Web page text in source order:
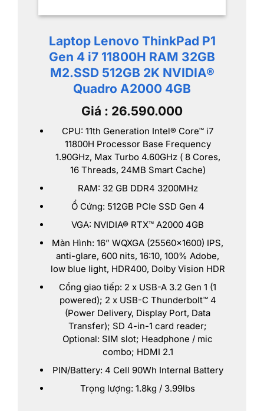
Laptop Lenovo ThinkPad P1
Gen 4 i7 11800H RAM 32GB
M2.SSD 512GB 2K NVIDIA®
Quadro A2000 4GB
Giá : 26.590.000
CPU: 11th Generation Intel® Core™ i7
11800H Processor Base Frequency
1.90GHz, Max Turbo 4.60GHz ( 8 Cores,
16 Threads, 24MB Smart Cache)
RAM: 32 GB DDR4 3200MHz
Ổ Cứng: 512GB PCIe SSD Gen 4
VGA: NVIDIA® RTX™ A2000 4GB
Màn Hình: 16” WQXGA (25560×1600) IPS,
anti-glare, 600 nits, 16:10, 100% Adobe,
low blue light, HDR400, Dolby Vision HDR
Cổng giao tiếp: 2 x USB-A 3.2 Gen 1 (1
powered); 2 x USB-C Thunderbolt™ 4
(Power Delivery, Display Port, Data
Transfer); SD 4-in-1 card reader;
Optional: SIM slot; Headphone / mic
combo; HDMI 2.1
PIN/Battery: 4 Cell 90Wh Internal Battery
Trọng lượng: 1.8kg / 3.99lbs